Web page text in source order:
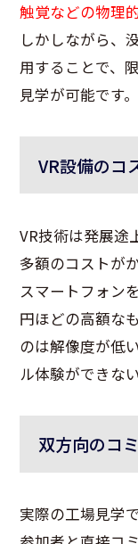
触覚などの物理
しかしながら、
用することで、
見学が可能です。
VR設備のコ
VR技術は発展途
多額のコストが
スマートフォン
円ほどの高額な
のは解像度が低
ル体験ができな
双方向のコ
実際の工場見学